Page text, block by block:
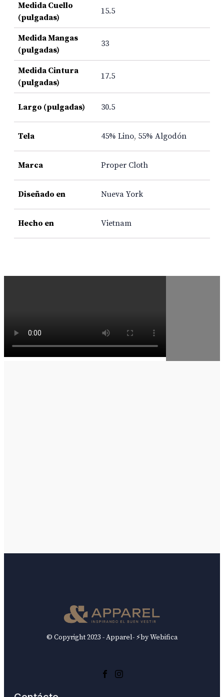
Medida Cuello
(pulgadas)
15.5
Medida Mangas
(pulgadas)
33
Medida Cintura
(pulgadas)
17.5
Largo (pulgadas) 30.5
Tela 45% Lino, 55% Algodón
Marca Proper Cloth
Diseñado en Nueva York
Hecho en Vietnam
© Copyright 2023 - Apparel- ⚡by Webifica